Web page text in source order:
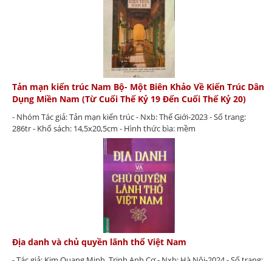
Tản mạn kiến trúc Nam Bộ- Một Biên Khảo Về Kiến Trúc Dân
Dụng Miền Nam (Từ Cuối Thế Kỷ 19 Đến Cuối Thế Kỷ 20)
- Nhóm Tác giả: Tản mạn kiến trúc - Nxb: Thế Giới-2023 - Số trang:
286tr - Khổ sách: 14,5x20,5cm - Hình thức bìa: mềm
Địa danh và chủ quyền lãnh thổ Việt Nam